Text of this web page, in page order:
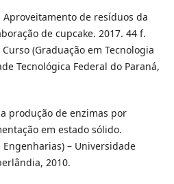
Aproveitamento de resíduos da
de cupcake. 2017. 44 f.
(Graduação em Tecnologia
Tecnológica Federal do Paraná,
produção de enzimas por
em estado sólido.
– Universidade
2010.